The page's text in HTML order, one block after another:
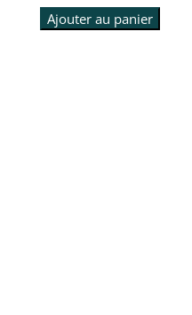
Ajouter au panier